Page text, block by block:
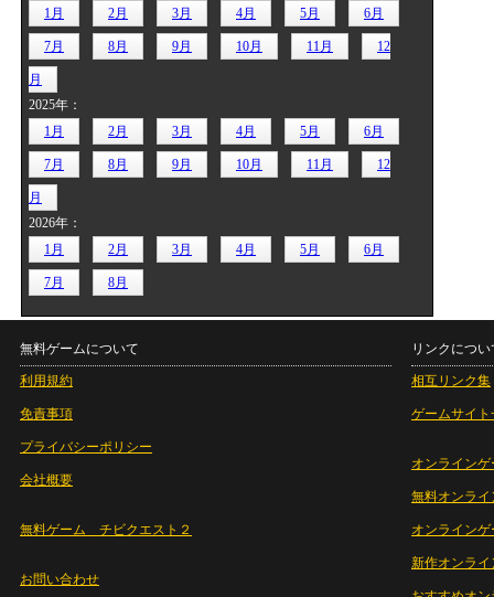
1月
2月 3月 4月 5月 6月
7月 8月 9月 10月 11月 12
月
2025年：
1月
2月 3月 4月 5月 6月
7月 8月 9月 10月 11月 12
月
2026年：
1月
2月 3月 4月 5月 6月
7月 8月
無料ゲームについて
利用規約
免責事項
プライバシーポリシー
会社概要
無料ゲーム チビクエスト２
お問い合わせ
リンクについ
相互リンク集
ゲームサイト
オンラインゲ
無料オンライ
オンライン
新作オンライ